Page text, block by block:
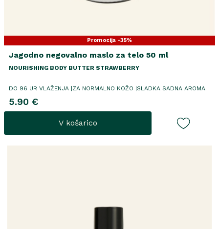
Promocija -35%
Jagodno negovalno maslo za telo 50 ml
NOURISHING BODY BUTTER STRAWBERRY
DO 96 UR VLAŽENJA |ZA NORMALNO KOŽO |SLADKA SADNA AROMA
5.90 €
V košarico